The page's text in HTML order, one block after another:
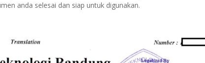
anda selesai dan siap untuk digunakan.